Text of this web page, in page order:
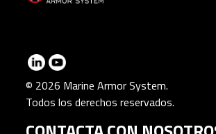
© 2026 Marine Armor System.
Todos los derechos reservados.